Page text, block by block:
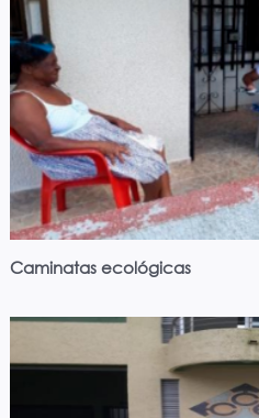
Caminatas ecológicas